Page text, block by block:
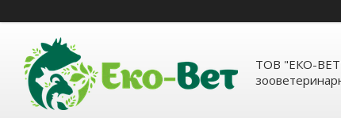
ТОВ "ЕКО-